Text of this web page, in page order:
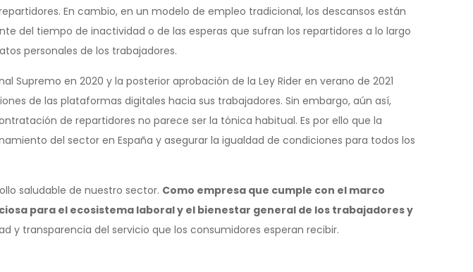
En cambio, en un modelo de empleo tradicional, los descansos están
del tiempo de inactividad o de las esperas que sufran los repartidores a lo largo
personales de los trabajadores.
Supremo en 2020 y la posterior aprobación de la Ley Rider en verano de 2021
de las plataformas digitales hacia sus trabajadores. Sin embargo, aún así,
de repartidores no parece ser la tónica habitual. Es por ello que la
del sector en España y asegurar la igualdad de condiciones para todos los
saludable de nuestro sector. Como empresa que cumple con el marco
para el ecosistema laboral y el bienestar general de los trabajadores y
y transparencia del servicio que los consumidores esperan recibir.